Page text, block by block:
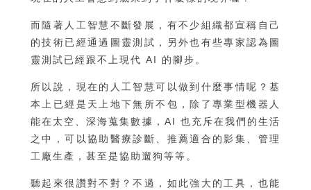
而隨著人工智慧不斷發展，有不少組織都宣稱自己
的技術已經通過圖靈測試，另外也有些專家認為圖
靈測試已經跟不上現代 AI 的腳步。
所以說，現在的人工智慧可以做到什麼事情呢？基
本上已經是天上地下無所不包，除了專業型機器人
能在太空、深海蒐集數據，AI 也充斥在我們的生活
之中，可以協助醫療診斷、推薦適合的影集、管理
工廠生產，甚至是協助遛狗等等。
聽起來很讚對不對？不過，如此強大的工具，也能